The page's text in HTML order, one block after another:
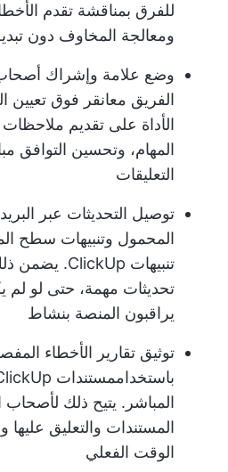
للفرق بمناقشة تقدم
ومعالجة المخاوف دون
وضع علامة وإشراك
الفريق معانقر فوق تعيين
الأداة على تقديم ملاحظات
المهام، وتحسين
التعليقات
توصيل التحديثات عبر
المحمول وتنبيهات سطح
تنبيهات ClickUp
. يضمن
تحديثات مهمة، حتى لو
يراقبون المنصة بنشاط
توثيق تقارير الأخطاء
باستخداممستندات ClickUp
المباشر. يتيح ذلك
المستندات والتعليق عليها
الوقت الفعلي